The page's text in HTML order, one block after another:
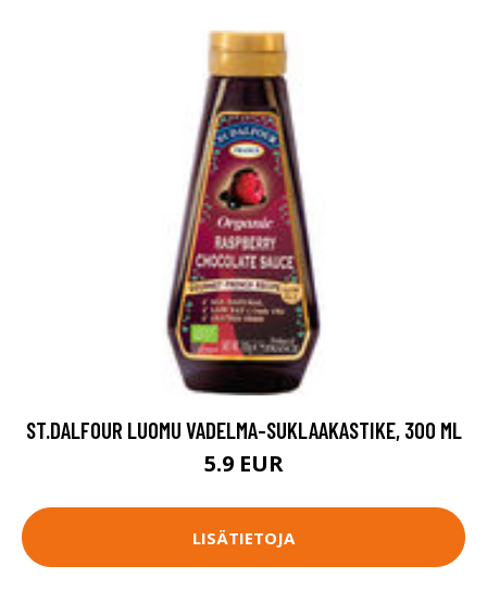
ST.DALFOUR LUOMU VADELMA-SUKLAAKASTIKE, 300 ML
5.9 EUR
LISÄTIETOJA